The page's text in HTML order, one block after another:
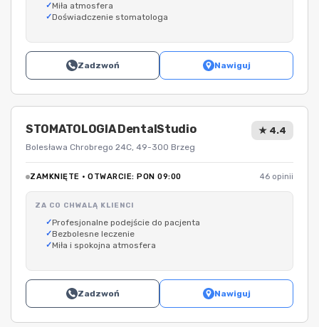
Miła atmosfera
Doświadczenie stomatologa
Zadzwoń Nawiguj
STOMATOLOGIA DentalStudio
Bolesława Chrobrego 24C, 49-300 Brzeg
★ 4.4
ZAMKNIĘTE · OTWARCIE: PON 09:00 46 opinii
ZA CO CHWALĄ KLIENCI
Profesjonalne podejście do pacjenta
Bezbolesne leczenie
Miła i spokojna atmosfera
Zadzwoń Nawiguj